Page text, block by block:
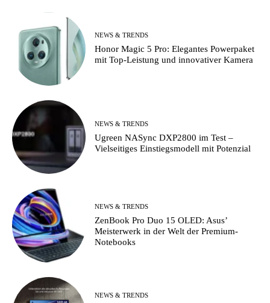
NEWS & TRENDS
Honor Magic 5 Pro: Elegantes Powerpaket
mit Top-Leistung und innovativer Kamera
NEWS & TRENDS
Ugreen NASync DXP2800 im Test –
Vielseitiges Einstiegsmodell mit Potenzial
NEWS & TRENDS
ZenBook Pro Duo 15 OLED: Asus’
Meisterwerk in der Welt der Premium-
Notebooks
NEWS & TRENDS